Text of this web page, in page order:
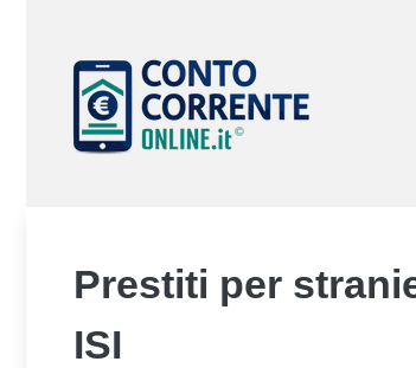
contenuto
Prestiti per
ISI